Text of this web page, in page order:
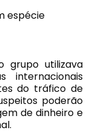
espécie
grupo utilizava
internacionais
do tráfico de
poderão
de dinheiro e